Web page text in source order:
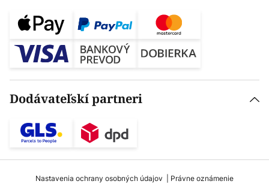
Dodávateľskí partneri
Nastavenia ochrany osobných údajov
Právne oznámenie